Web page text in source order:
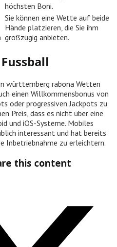
höchsten Boni.
Sie können eine Wette auf beide
Hände platzieren, die Sie ihm
großzügig anbieten.
württemberg rabona Wetten
einen Willkommensbonus von
oder progressiven Jackpots zu
Preis, dass es nicht über eine
und iOS-Systeme. Mobiles
interessant und hat bereits
Inbetriebnahme zu erleichtern.
this content